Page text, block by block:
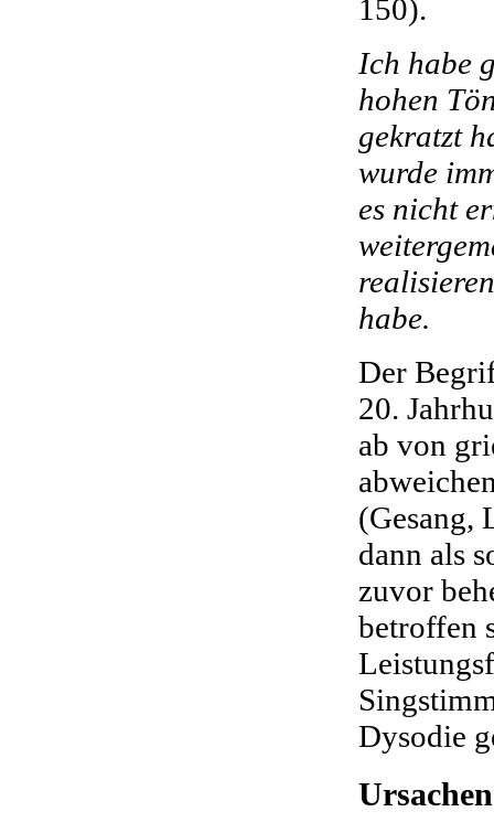
150).
Ich habe
hohen
gekratzt
wurde
es nicht
habe.
Der
20.
ab von
(Gesang,
dann als
zuvor
betroffen
Dysodie